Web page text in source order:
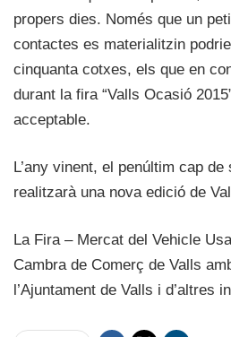
propers dies. Només que un
contactes es materialitzin
cinquanta cotxes, els que en
durant la fira “Valls Ocasió
acceptable.
L’any vinent, el penúltim cap
realitzarà una nova edició de
La Fira – Mercat del Vehicle
Cambra de Comerç de Valls
l’Ajuntament de Valls i d’altres